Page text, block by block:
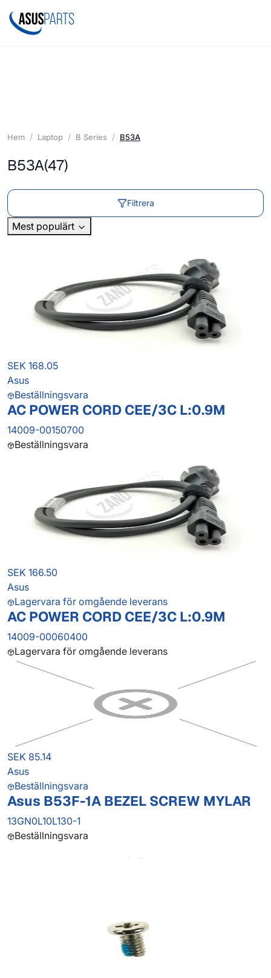
Hem Laptop B Series B53A
B53A(47)
Filtrera
Mest populärt
SEK 168.05
Asus
Beställningsvara
AC POWER CORD CEE/3C L:0.9M
14009-00150700
Beställningsvara
SEK 166.50
Asus
Lagervara för omgående leverans
AC POWER CORD CEE/3C L:0.9M
14009-00060400
Lagervara för omgående leverans
SEK 85.14
Asus
Beställningsvara
Asus B53F-1A BEZEL SCREW MYLAR
13GN0L10L130-1
Beställningsvara